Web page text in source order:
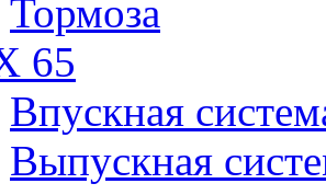
Тормоза
65
Впускная
Выпускная